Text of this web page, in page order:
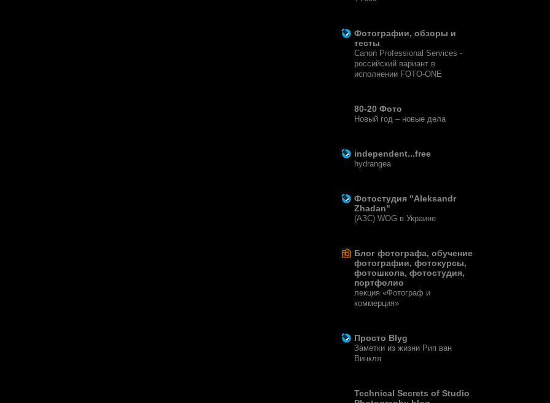
Фотографии, обзоры и
тесты
Canon Professional Services -
российский вариант в
исполнении FOTO-ONE
80-20 Фото
Новый год – новые дела
independent...free
hydrangea
Фотостудия "Aleksandr
Zhadan"
(АЗС) WOG в Украине
Блог фотографа, обучение
фотографии, фотокурсы,
фотошкола, фотостудия,
портфолио
лекция «Фотограф и
коммерция»
Просто Blyg
Заметки из жизни Рип ван
Винкля
Technical Secrets of Studio